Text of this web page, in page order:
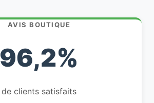
AVIS BOUTIQUE
96,2%
de clients satisfaits